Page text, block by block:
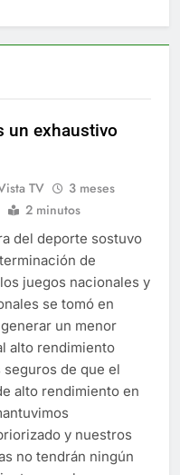
un exhaustivo
TV
3 meses
2 minutos
del deporte sostuvo
de
juegos nacionales y
se tomó en
un menor
alto rendimiento
seguros de que el
alto rendimiento en
y nuestros
no tendrán ningún